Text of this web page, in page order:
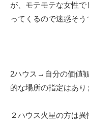
が、モテモテな女性
ってくるので迷惑そう
2ハウス→自分の価値
的な場所の指定はあり
２ハウス火星の方は